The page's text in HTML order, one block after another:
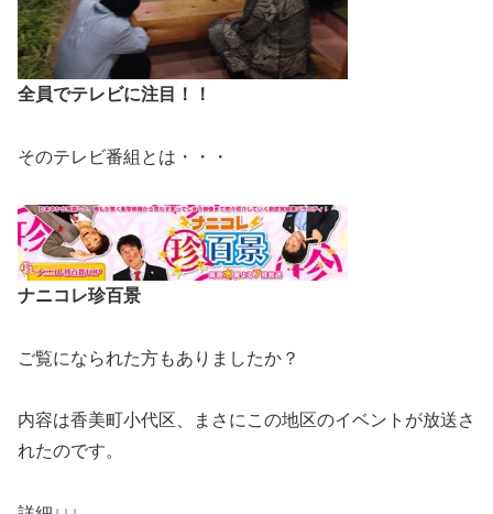
全員でテレビに注目！！
そのテレビ番組とは・・・
ナニコレ珍百景
ご覧になられた方もありましたか？
内容は香美町小代区、まさにこの地区のイベントが放送さ
れたのです。